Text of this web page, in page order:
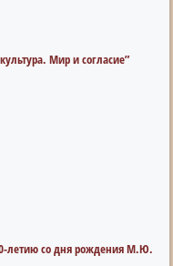
Мир и согласие”
летию со дня рождения М.Ю.